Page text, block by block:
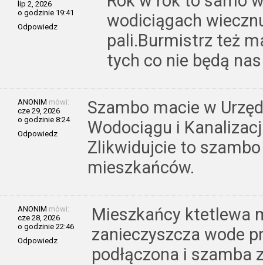
lip 2, 2026
o godzinie 19:41
Odpowiedz
wodiciągach
pali.Burmistrz też
tych co nie będą
ANONIM mówi:
cze 29, 2026
o godzinie 8:24
Odpowiedz
Szambo macie w
Wodociągu i
Zlikwidujcie to
mieszkańców.
ANONIM mówi:
cze 28, 2026
o godzinie 22:46
Odpowiedz
Mieszkańcy ktetlewa
zanieczyszcza wode
podłączona i szamba